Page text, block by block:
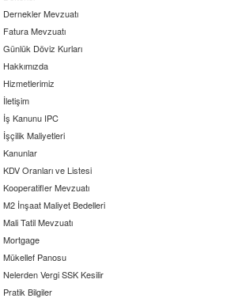
Dernekler Mevzuatı
Fatura Mevzuatı
Günlük Döviz Kurları
Hakkımızda
Hizmetlerimiz
İletişim
İş Kanunu IPC
İşçilik Maliyetleri
Kanunlar
KDV Oranları ve Listesi
Kooperatifler Mevzuatı
M2 İnşaat Maliyet Bedelleri
Mali Tatil Mevzuatı
Mortgage
Mükellef Panosu
Nelerden Vergi SSK Kesilir
Pratik Bilgiler